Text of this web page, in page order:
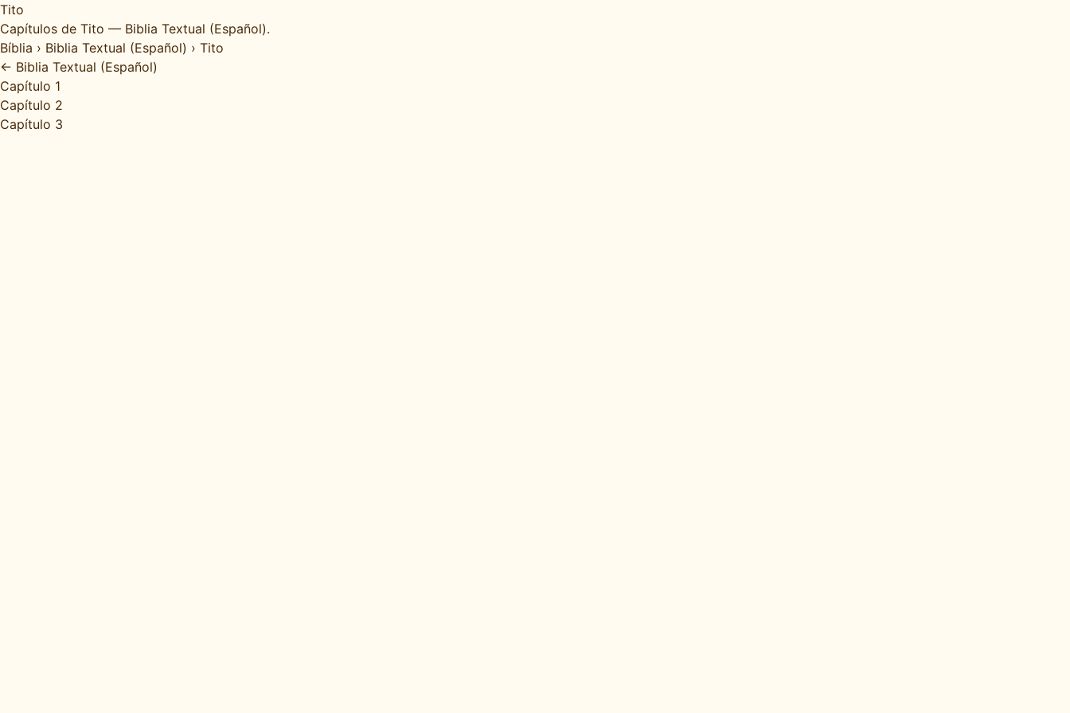
Tito
Capítulos de Tito — Biblia Textual (Español).
Bíblia › Biblia Textual (Español) › Tito
← Biblia Textual (Español)
Capítulo 1
Capítulo 2
Capítulo 3